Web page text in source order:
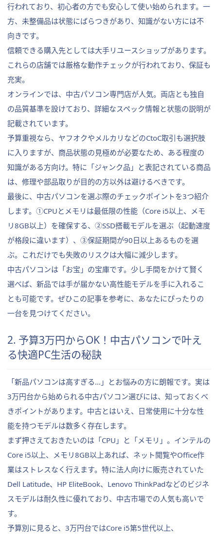
行われており、初心者の方でも安心して使い始められます。一
方、未整備品は状態にばらつきがあり、知識がない方には不
向きです。
信頼できる購入先としては大手リユースショップがあります。
これらの店舗では厳格な動作チェックが行われており、保証も
充実。
オンラインでは、中古パソコン専門店が人気。両店とも独自
の品質基準を設けており、詳細なスペック情報と状態の説明が
記載されています。
予算重視なら、ヤフオクやメルカリなどのCtoC取引も選択肢
に入りますが、商品状態の見極めが必要なため、ある程度の
知識がある方向け。特に「ジャンク品」と表記されている商品
は、修理や部品取りが目的の方以外は避けるべきです。
最後に、中古パソコンを選ぶ際のチェックポイントを3つ紹介
します。①CPUとメモリは最低限の性能（Core i5以上、メモ
リ8GB以上）を確保する、②SSD搭載モデルを選ぶ（起動速度
が格段に違います）、③保証期間が90日以上あるものを選
ぶ。これだけでも失敗のリスクは大幅に減少します。
中古パソコンは「お宝」の宝庫です。少し手間をかけて賢く
選べば、新品では手が届かない高性能モデルを手に入れるこ
とも可能です。ぜひこの記事を参考に、あなたにぴったりの
一台を見つけてください。
2. 予算3万円からOK！中古パソコンで叶え
る快適PC生活の秘訣
「新品パソコンは高すぎる…」とお悩みの方に朗報です。実は
3万円台から始められる中古パソコン選びには、知っておくべ
きポイントがあります。中古とはいえ、日常使用に十分な性
能を持つモデルは数多く存在します。
まず押さえておきたいのは「CPU」と「メモリ」。インテルの
Core i5以上、メモリ8GB以上あれば、ネット閲覧やOffice作
業はストレスなく行えます。特に法人向けに販売されていた
Dell Latitude、HP EliteBook、Lenovo ThinkPadなどのビジネ
スモデルは耐久性に優れており、中古市場での人気も高いで
す。
予算別に見ると、3万円台ではCore i5第5世代以上、